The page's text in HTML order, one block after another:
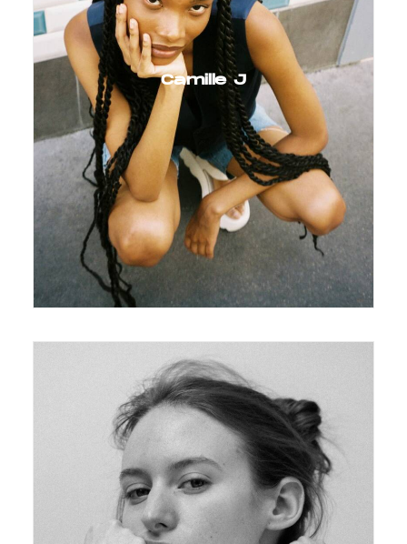
Camille J